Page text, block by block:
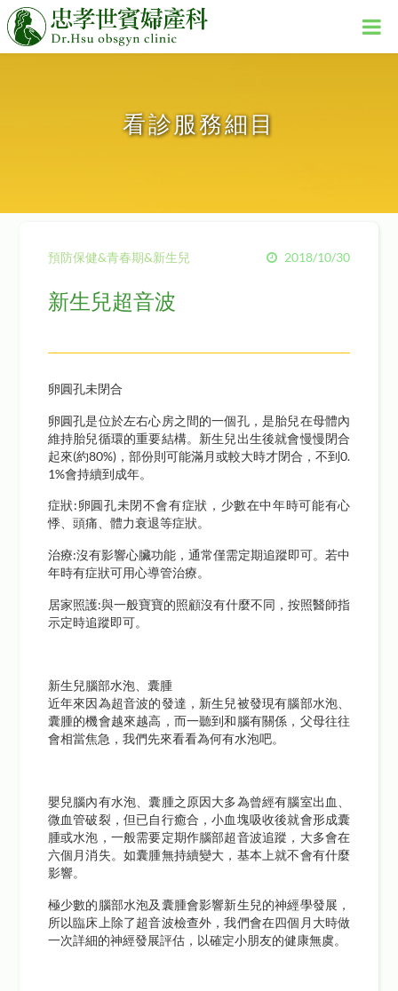
看診服務細目
預防保健&青春期&新生兒 2018/10/30
新生兒超音波
卵圓孔未閉合
卵圓孔是位於左右心房之間的一個孔，是胎兒在母體內
維持胎兒循環的重要結構。新生兒出生後就會慢慢閉合
起來(約80%)，部份則可能滿月或較大時才閉合，不到0.
1%會持續到成年。
症狀:卵圓孔未閉不會有症狀，少數在中年時可能有心
悸、頭痛、體力衰退等症狀。
治療:沒有影響心臟功能，通常僅需定期追蹤即可。若中
年時有症狀可用心導管治療。
居家照護:與一般寶寶的照顧沒有什麼不同，按照醫師指
示定時追蹤即可。
新生兒腦部水泡、囊腫
近年來因為超音波的發達，新生兒被發現有腦部水泡、
囊腫的機會越來越高，而一聽到和腦有關係，父母往往
會相當焦急，我們先來看看為何有水泡吧。
嬰兒腦內有水泡、囊腫之原因大多為曾經有腦室出血、
微血管破裂，但已自行癒合，小血塊吸收後就會形成囊
腫或水泡，一般需要定期作腦部超音波追蹤，大多會在
六個月消失。如囊腫無持續變大，基本上就不會有什麼
影響。
極少數的腦部水泡及囊腫會影響新生兒的神經學發展，
所以臨床上除了超音波檢查外，我們會在四個月大時做
一次詳細的神經發展評估，以確定小朋友的健康無虞。